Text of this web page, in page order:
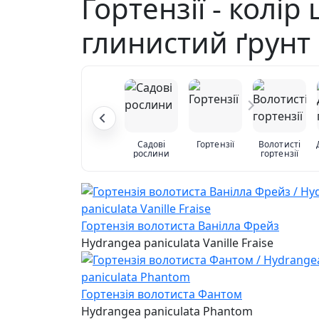
Гортензії -
глинистий ґрунт
Садові
рослини
Гортензії Волотисті
гортензії
Гортензія волотиста Ванілла Фрейз
Hydrangea paniculata Vanille Fraise
Гортензія волотиста Фантом
Hydrangea paniculata Phantom